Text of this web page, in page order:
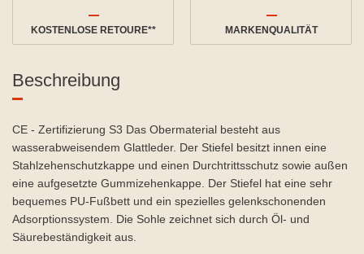
KOSTENLOSE RETOURE** MARKENQUALITÄT
Beschreibung
CE - Zertifizierung S3 Das Obermaterial besteht aus
wasserabweisendem Glattleder. Der Stiefel besitzt innen eine
Stahlzehenschutzkappe und einen Durchtrittsschutz sowie außen
eine aufgesetzte Gummizehenkappe. Der Stiefel hat eine sehr
bequemes PU-Fußbett und ein spezielles gelenkschonenden
Adsorptionssystem. Die Sohle zeichnet sich durch Öl- und
Säurebeständigkeit aus.